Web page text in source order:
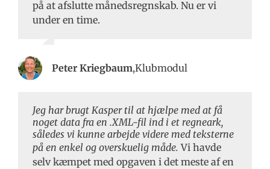
på at afslutte månedsregnskab. Nu er vi
under en time.
Peter Kriegbaum,Klubmodul
Jeg har brugt Kasper til at hjælpe med at få
noget data fra en .XML-fil ind i et regneark,
således vi kunne arbejde videre med teksterne
på en enkel og overskuelig måde.Vi havde
selv kæmpet med opgaven i det meste af en